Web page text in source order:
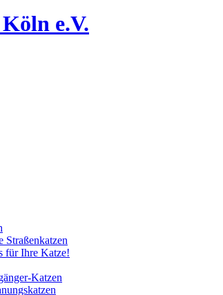
e.V.
Straßenkatzen
für Ihre Katze!
Katzen